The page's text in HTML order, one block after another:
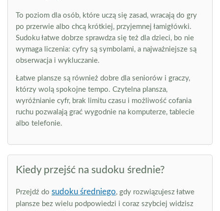
To poziom dla osób, które uczą się zasad, wracają do gry
po przerwie albo chcą krótkiej, przyjemnej łamigłówki.
Sudoku łatwe dobrze sprawdza się też dla dzieci, bo nie
wymaga liczenia: cyfry są symbolami, a najważniejsze są
obserwacja i wykluczanie.
Łatwe plansze są również dobre dla seniorów i graczy,
którzy wolą spokojne tempo. Czytelna plansza,
wyróżnianie cyfr, brak limitu czasu i możliwość cofania
ruchu pozwalają grać wygodnie na komputerze, tablecie
albo telefonie.
Kiedy przejść na sudoku średnie?
Przejdź do sudoku średniego, gdy rozwiązujesz łatwe
plansze bez wielu podpowiedzi i coraz szybciej widzisz